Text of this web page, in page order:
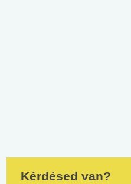
Kérdésed van?